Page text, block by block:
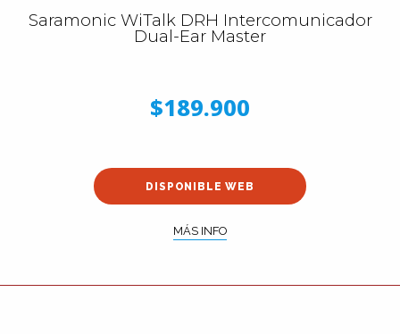
Saramonic WiTalk DRH Intercomunicador
Dual-Ear Master
$189.900
DISPONIBLE WEB
MÁS INFO